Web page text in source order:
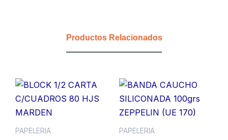
Productos Relacionados
PAPELERIA PAPELERIA